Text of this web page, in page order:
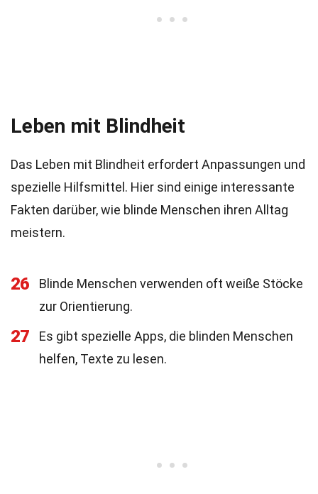
Leben mit Blindheit
Das Leben mit Blindheit erfordert Anpassungen und
spezielle Hilfsmittel. Hier sind einige interessante
Fakten darüber, wie blinde Menschen ihren Alltag
meistern.
26
Blinde Menschen verwenden oft weiße Stöcke
zur Orientierung.
27
Es gibt spezielle Apps, die blinden Menschen
helfen, Texte zu lesen.